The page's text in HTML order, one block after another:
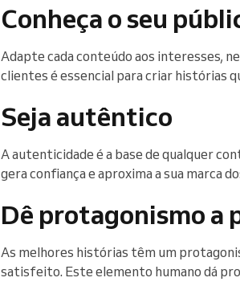
Conheça o seu
Adapte cada conteúdo aos interesses,
clientes é essencial para criar histórias
Seja autêntico
A autenticidade é a base de qualquer
gera confiança e aproxima a sua marca
Dê protagonismo a
As melhores histórias têm um
satisfeito. Este elemento humano dá